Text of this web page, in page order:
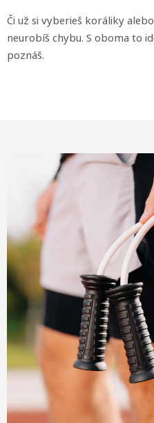
Či už si vyberieš koráliky
neurobíš chybu. S oboma to
poznáš.